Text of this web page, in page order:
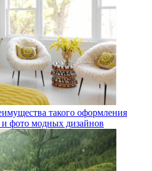
такого оформления
фото модных дизайнов